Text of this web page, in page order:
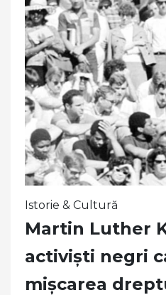
Istorie & Cultură
Martin Luther
activiști negri
mișcarea